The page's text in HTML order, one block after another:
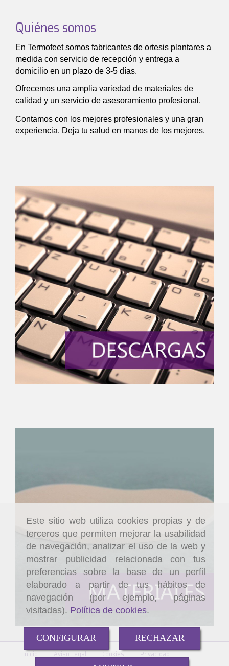
Este sitio web utiliza cookies propias y de
terceros que permiten mejorar la usabilidad
de navegación, analizar el uso de la web y
mostrar publicidad relacionada con tus
preferencias sobre la base de un perfil
elaborado a partir de tus hábitos de
navegación (por ejemplo, páginas
visitadas). Política de cookies.
CONFIGURAR RECHAZAR
Quiénes somos
En Termofeet somos fabricantes de ortesis plantares a
medida con servicio de recepción y entrega a
domicilio en un plazo de 3-5 días.
Ofrecemos una amplia variedad de materiales de
calidad y un servicio de asesoramiento profesional.
Contamos con los mejores profesionales y una gran
experiencia. Deja tu salud en manos de los mejores.
Inicio Aviso Legal Cookies Privacidad